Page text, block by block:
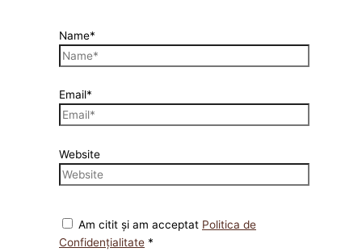
Name*
Email*
Website
Am citit și am acceptat Politica de
Confidențialitate *